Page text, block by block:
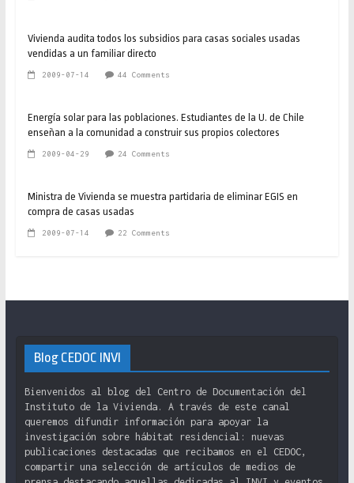
Vivienda audita todos los subsidios para casas sociales usadas
vendidas a un familiar directo
2009-07-14 44 Comments
Energía solar para las poblaciones. Estudiantes de la U. de Chile
enseñan a la comunidad a construir sus propios colectores
2009-04-29 24 Comments
Ministra de Vivienda se muestra partidaria de eliminar EGIS en
compra de casas usadas
2009-07-14 22 Comments
Blog CEDOC INVI
Bienvenidos al blog del Centro de Documentación del
Instituto de la Vivienda. A través de este canal
queremos difundir información para apoyar la
investigación sobre hábitat residencial: nuevas
publicaciones destacadas que recibamos en el CEDOC,
compartir una selección de artículos de medios de